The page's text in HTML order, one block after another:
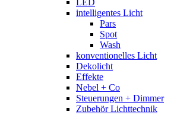
LED
intelligentes Licht
Pars
Spot
Wash
konventionelles Licht
Dekolicht
Effekte
Nebel + Co
Steuerungen + Dimmer
Zubehör Lichttechnik